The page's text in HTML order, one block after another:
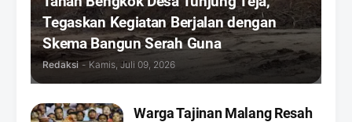
Tegaskan Kegiatan Berjalan dengan
Skema Bangun Serah Guna
Redaksi - Kamis, Juli 09, 2026
Warga Tajinan Malang Resah